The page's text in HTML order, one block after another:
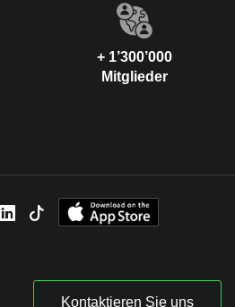
+ 1’300’000
Mitglieder
Kontaktieren Sie uns